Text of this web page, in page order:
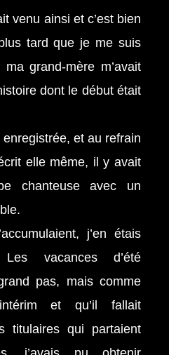
venu ainsi et c’est bien
tard que je me suis
grand-mère m’avait
dont le début était
enregistrée, et au refrain
elle même, il y avait
chanteuse avec un
j’en étais
vacances d’été
pas, mais comme
et qu’il fallait
titulaires qui partaient